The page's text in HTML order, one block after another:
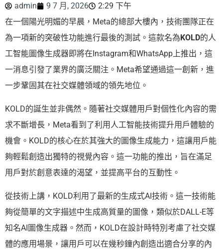
admin 9 7 月, 2026
2:29 下午
在一個陽光明媚的早晨，Meta的總部大樓內，技術團隊正在
為一項新的突破性功能進行最後的測試。這款名為KOLD的人
工智能圖像生成器即將在Instagram和WhatsApp上推出，這
一消息引發了業界的廣泛關注。Meta希望通過這一創新，進
一步鞏固其在社交媒體領域的領先地位。
KOLD的誕生並非偶然。隨著社交媒體用戶對個性化內容的需
求不斷增長，Meta看到了利用人工智能技術提升用戶體驗的
機會。KOLD的核心在於其強大的圖像生成能力，這讓用戶能
夠輕鬆創造出獨特的視覺內容。這一功能的推出，旨在滿足
用戶對於創意表達的渴望，並提高平台的互動性。
從技術上講，KOLD利用了最新的生成式AI技術。這一技術能
夠從簡單的文字描述中生成高質量的圖像，類似於DALL-E等
知名AI圖像生成器。然而，KOLD在設計時特別考慮了社交媒
體的應用場景，讓用戶可以在幾秒鐘內創造出適合分享的內